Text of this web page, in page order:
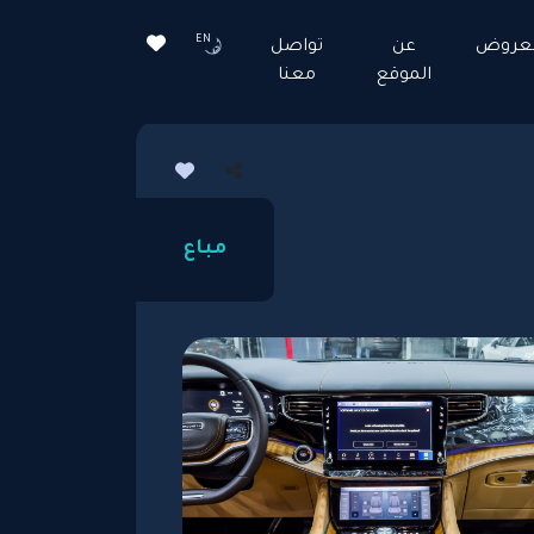
عن
الموقع
تواصل
معنا
EN
مباع